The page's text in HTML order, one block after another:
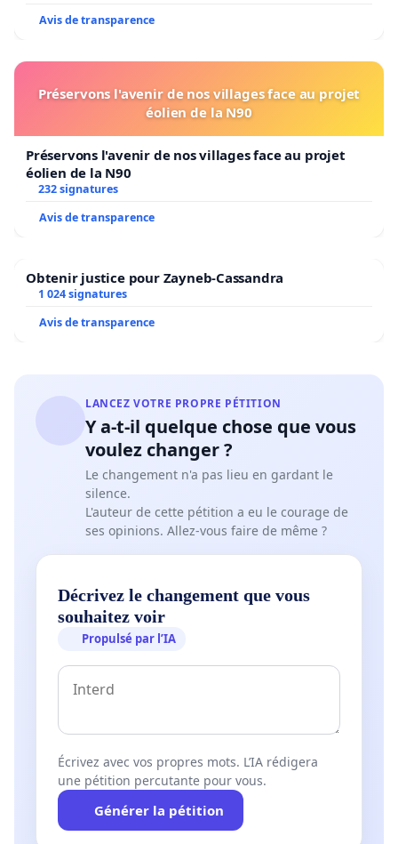
Avis de transparence
Préservons l'avenir de nos villages face au projet
éolien de la N90
Préservons l'avenir de nos villages face au projet
éolien de la N90
232 signatures
Avis de transparence
Obtenir justice pour Zayneb-Cassandra
1 024 signatures
Avis de transparence
LANCEZ VOTRE PROPRE PÉTITION
Y a-t-il quelque chose que vous
voulez changer ?
Le changement n'a pas lieu en gardant le
silence.
L'auteur de cette pétition a eu le courage de
ses opinions. Allez-vous faire de même ?
Décrivez le changement que vous
souhaitez voir
Propulsé par l’IA
Écrivez avec vos propres mots. L’IA rédigera
une pétition percutante pour vous.
Générer la pétition